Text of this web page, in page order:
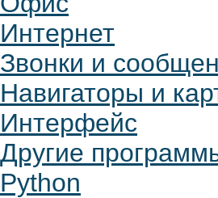
Интернет
Звонки и
Навигаторы и
Интерфейс
Другие
Python